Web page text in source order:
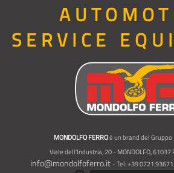
SERVICE
MONDOLFO FERROè un brand del Gruppo
Viale dell'Industria, 20 - MONDOLFO, 61037
info@mondolfoferro.it - Tel: +39